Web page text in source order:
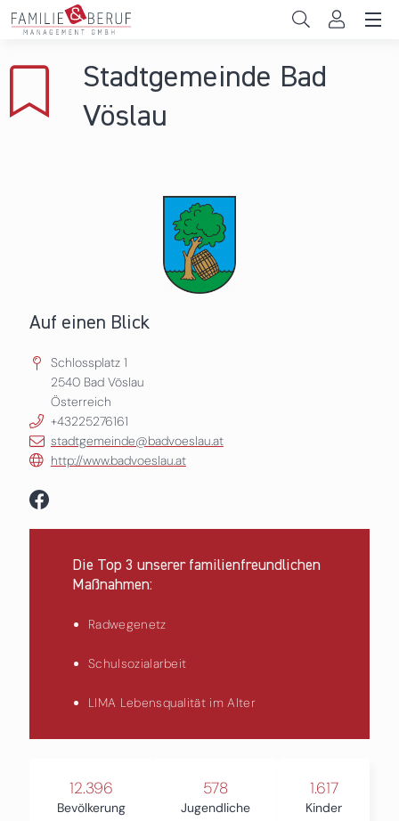
Direkt zum Inhalt
Gemeinden
Stadtgemeinde Bad
Vöslau
Auf einen Blick
Schlossplatz 1
2540 Bad Vöslau
Österreich
+43225276161
stadtgemeinde@badvoeslau.at
http://www.badvoeslau.at
Die Top 3 unserer familienfreundlichen
Maßnahmen:
Radwegenetz
Schulsozialarbeit
LIMA Lebensqualität im Alter
12.396
Bevölkerung
578
Jugendliche
1.617
Kinder